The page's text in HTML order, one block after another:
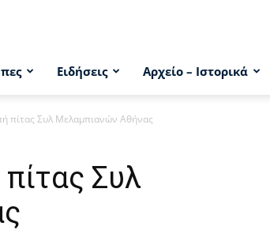
Ειδήσεις Αρχείο – Ιστορικά
πίτας Συλ Μελαμπιανών Αθήνας
Συλ